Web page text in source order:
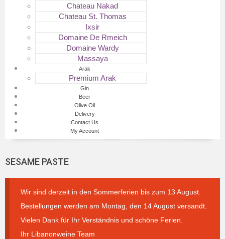
Chateau Nakad
Chateau St. Thomas
Ixsir
Domaine De Rmeich
Domaine Wardy
Massaya
Arak
Premium Arak
Gin
Beer
Olive Oil
Delivery
Contact Us
My Account
SESAME PASTE
Wir sind derzeit in den Sommerferien bis zum 13 August.
Bestellungen werden am Montag, den 14 August versandt.
Vielen Dank für Ihr Verständnis und schöne Ferien.
Ihr Libanonweine Team